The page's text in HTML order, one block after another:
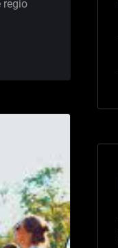
regio